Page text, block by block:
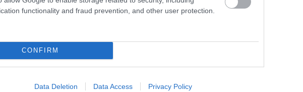
functionality and fraud prevention, and other user protection.
CONFIRM
Data Deletion Data Access Privacy Policy